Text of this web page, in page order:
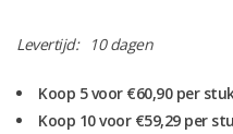
Levertijd: 10 dagen
Koop 5 voor €60,90 per
Koop 10 voor €59,29 per